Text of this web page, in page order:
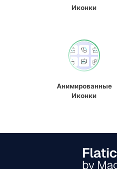
Иконки
Анимированные
Иконки